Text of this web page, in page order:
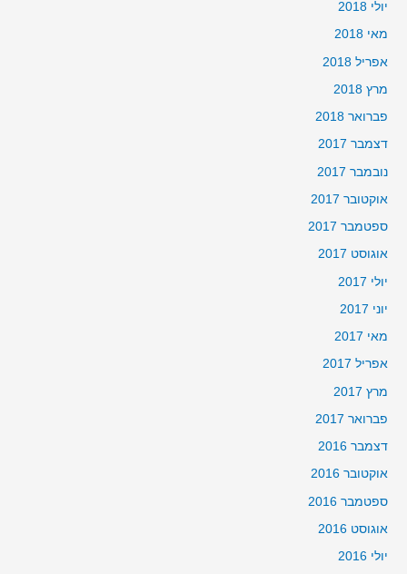
יולי 2018
מאי 2018
אפריל 2018
מרץ 2018
פברואר 2018
דצמבר 2017
נובמבר 2017
אוקטובר 2017
ספטמבר 2017
אוגוסט 2017
יולי 2017
יוני 2017
מאי 2017
אפריל 2017
מרץ 2017
פברואר 2017
דצמבר 2016
אוקטובר 2016
ספטמבר 2016
אוגוסט 2016
יולי 2016